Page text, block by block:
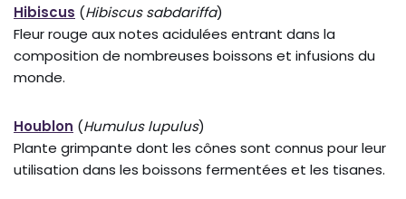
Hibiscus (Hibiscus sabdariffa)
Fleur rouge aux notes acidulées entrant dans la
composition de nombreuses boissons et infusions du
monde.
Houblon (Humulus lupulus)
Plante grimpante dont les cônes sont connus pour leur
utilisation dans les boissons fermentées et les tisanes.